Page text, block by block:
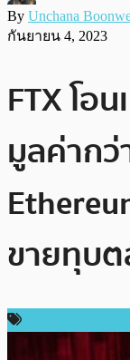
By Unchana
กันยายน 4, 2023
FTX โอ
มูลค่าก
ขายทุบ